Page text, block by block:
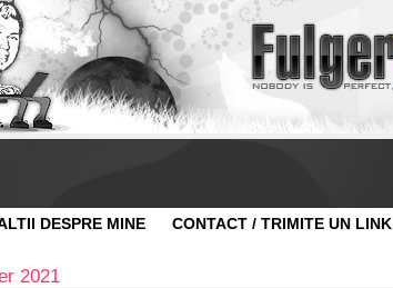
DESPRE MINE CONTACT / TRIMITE UN LINK
2021